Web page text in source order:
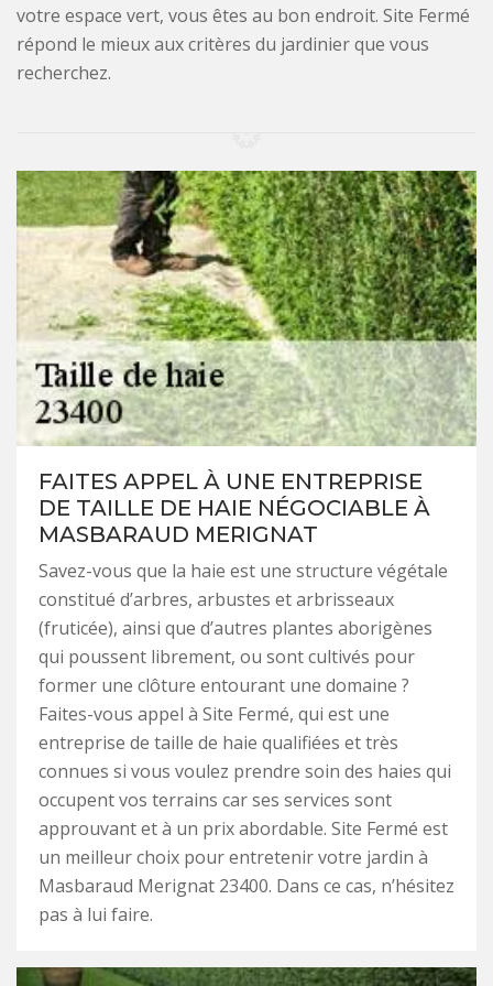
votre espace vert, vous êtes au bon endroit. Site Fermé
répond le mieux aux critères du jardinier que vous
recherchez.
FAITES APPEL À UNE ENTREPRISE
DE TAILLE DE HAIE NÉGOCIABLE À
MASBARAUD MERIGNAT
Savez-vous que la haie est une structure végétale
constitué d’arbres, arbustes et arbrisseaux
(fruticée), ainsi que d’autres plantes aborigènes
qui poussent librement, ou sont cultivés pour
former une clôture entourant une domaine ?
Faites-vous appel à Site Fermé, qui est une
entreprise de taille de haie qualifiées et très
connues si vous voulez prendre soin des haies qui
occupent vos terrains car ses services sont
approuvant et à un prix abordable. Site Fermé est
un meilleur choix pour entretenir votre jardin à
Masbaraud Merignat 23400. Dans ce cas, n’hésitez
pas à lui faire.